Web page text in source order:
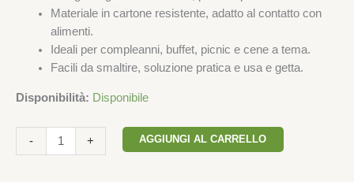
Materiale in cartone resistente, adatto al contatto con
alimenti.
Ideali per compleanni, buffet, picnic e cene a tema.
Facili da smaltire, soluzione pratica e usa e getta.
Disponibilità: Disponibile
- + AGGIUNGI AL CARRELLO